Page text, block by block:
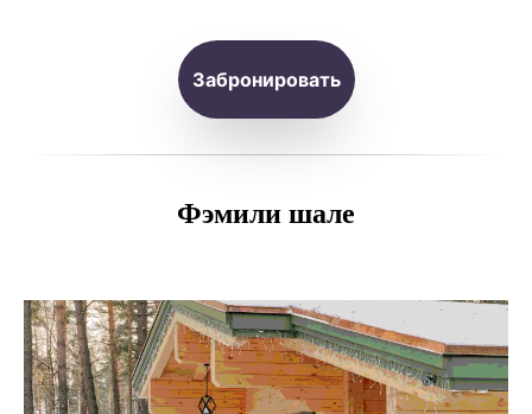
Забронировать
Фэмили шале